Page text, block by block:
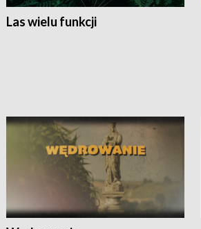
Las wielu funkcji